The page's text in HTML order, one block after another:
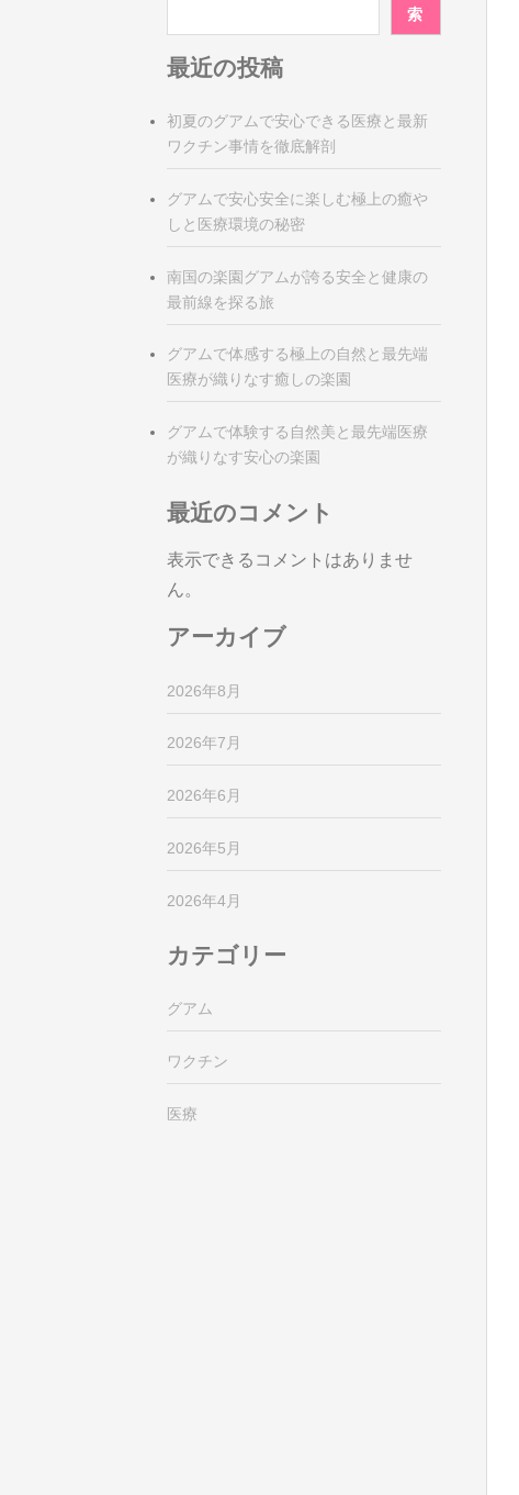
索
最近の投稿
初夏のグアムで安心できる医療と最新
ワクチン事情を徹底解剖
グアムで安心安全に楽しむ極上の癒や
しと医療環境の秘密
南国の楽園グアムが誇る安全と健康の
最前線を探る旅
グアムで体感する極上の自然と最先端
医療が織りなす癒しの楽園
グアムで体験する自然美と最先端医療
が織りなす安心の楽園
最近のコメント
表示できるコメントはありませ
ん。
アーカイブ
2026年8月
2026年7月
2026年6月
2026年5月
2026年4月
カテゴリー
グアム
ワクチン
医療